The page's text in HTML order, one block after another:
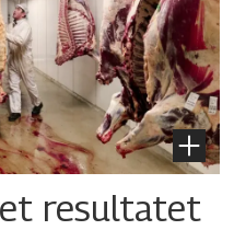
resultatet